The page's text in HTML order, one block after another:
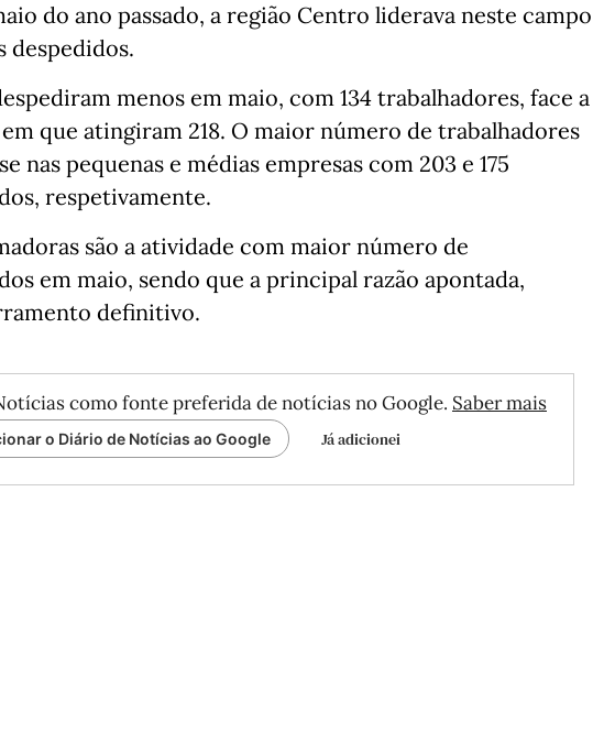
do ano passado, a região Centro liderava neste campo
despedidos.
menos em maio, com 134 trabalhadores, face a
que atingiram 218. O maior número de trabalhadores
nas pequenas e médias empresas com 203 e 175
respetivamente.
são a atividade com maior número de
em maio, sendo que a principal razão apontada,
definitivo.
como fonte preferida de notícias no Google. Saber mais
o Diário de Notícias ao Google Já adicionei